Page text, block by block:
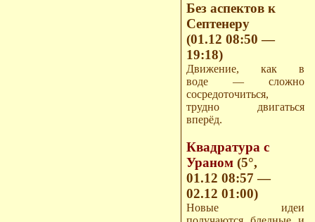
Без аспектов к
Септенеру
(01.12 08:50 —
19:18)
Движение, как в
воде — сложно
сосредоточиться,
трудно двигаться
вперёд.
Квадратура с
Ураном(5°,
01.12 08:57 —
02.12 01:00)
Новые идеи